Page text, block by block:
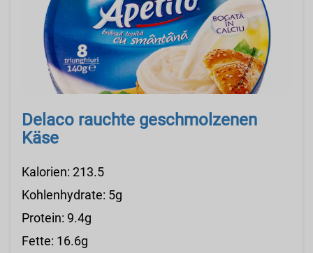
Delaco rauchte geschmolzenen
Käse
Kalorien: 213.5
Kohlenhydrate: 5g
Protein: 9.4g
Fette: 16.6g